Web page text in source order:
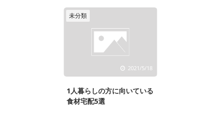
未分類
2021/5/18
1人暮らしの方に向いている
食材宅配5選